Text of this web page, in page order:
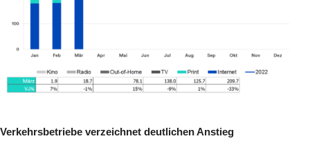
Verkehrsbetriebe verzeichnet deutlichen Anstieg